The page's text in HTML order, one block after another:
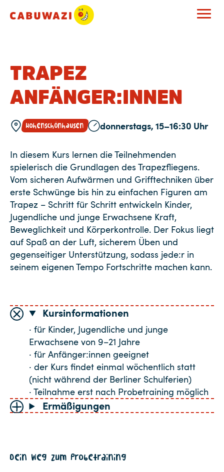
TRAPEZ
ANFÄNGER:INNEN
Hohenschönhausen donnerstags, 15–16:30 Uhr
In diesem Kurs lernen die Teilnehmenden
spielerisch die Grundlagen des Trapezfliegens.
Vom sicheren Aufwärmen und Grifftechniken über
erste Schwünge bis hin zu einfachen Figuren am
Trapez – Schritt für Schritt entwickeln Kinder,
Jugendliche und junge Erwachsene Kraft,
Beweglichkeit und Körperkontrolle. Der Fokus liegt
auf Spaß an der Luft, sicherem Üben und
gegenseitiger Unterstützung, sodass jede:r in
seinem eigenen Tempo Fortschritte machen kann.
Kursinformationen
· für Kinder, Jugendliche und junge
Erwachsene von 9–21 Jahre
· für Anfänger:innen geeignet
· der Kurs findet einmal wöchentlich statt
(nicht während der Berliner Schulferien)
· Teilnahme erst nach Probetraining möglich
Ermäßigungen
Dein Weg zum Probetraining